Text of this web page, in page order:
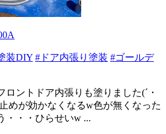
装DIY #ドア内張り塗装 #ゴールデ
ロントドア内張りも塗りました(´・
めが効かなくなるw色が無くなった
・・・ひらせいw ...